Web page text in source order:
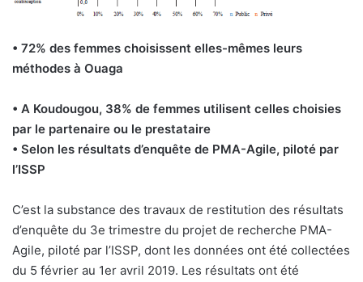
• 72% des femmes choisissent elles-mêmes leurs
méthodes à Ouaga
• A Koudougou, 38% de femmes utilisent celles choisies
par le partenaire ou le prestataire
• Selon les résultats d’enquête de PMA-Agile, piloté par
l’ISSP
C’est la substance des travaux de restitution des résultats
d’enquête du 3e trimestre du projet de recherche PMA-
Agile, piloté par l’ISSP, dont les données ont été collectées
du 5 février au 1er avril 2019. Les résultats ont été